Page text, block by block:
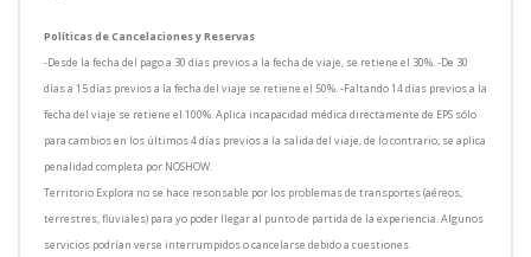
Políticas de Cancelaciones y Reservas
-Desde la fecha del pago a 30 días previos a la fecha de viaje, se retiene el 30%. -De 30
días a 15 días previos a la fecha del viaje se retiene el 50%. -Faltando 14 días previos a la
fecha del viaje se retiene el 100%. Aplica incapacidad médica directamente de EPS sólo
para cambios en los últimos 4 días previos a la salida del viaje, de lo contrario, se aplica
penalidad completa por NOSHOW.
Territorio Explora no se hace resonsable por los problemas de transportes (aéreos,
terrestres, fluviales) para yo poder llegar al punto de partida de la experiencia. Algunos
servicios podrían verse interrumpidos o cancelarse debido a cuestiones